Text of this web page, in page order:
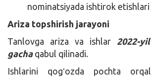
nominatsiyada ishtirok
Ariza topshirish jarayoni
Tanlovga ariza va ishlar 2022-
gachaqabul qilinadi.
Ishlarini qogʻozda pochta